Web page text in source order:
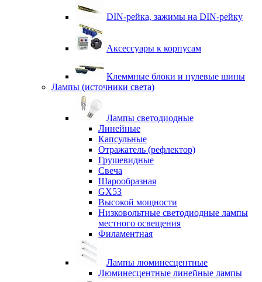
DIN-рейка, зажимы на DIN-рейку
Аксессуары к корпусам
Клеммные блоки и нулевые шины
Лампы (источники света)
Лампы светодиодные
Линейные
Капсульные
Отражатель (рефлектор)
Грушевидные
Свеча
Шарообразная
GX53
Высокой мощности
Низковольтные светодиодные лампы
местного освещения
Филаментная
Лампы люминесцентные
Люминесцентные линейные лампы